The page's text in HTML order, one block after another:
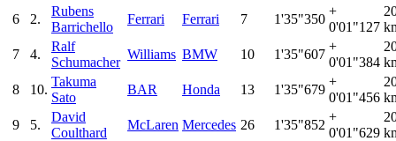
6
2.
Rubens
Barrichello
Ferrari Ferrari 7 1'35"350
+
0'01"127
7
4.
Ralf
Schumacher
Williams BMW 10 1'35"607
+
0'01"384
8
10.
Takuma
Sato
BAR Honda 13 1'35"679
+
0'01"456
9
5.
David
Coulthard
McLaren Mercedes 26 1'35"852
+
0'01"629